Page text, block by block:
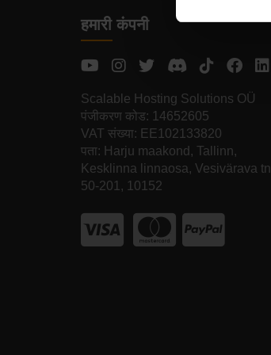
हमारी कंपनी
Scalable Hosting Solutions OÜ
पंजीकरण कोड: 14652605
VAT संख्या: EE102133820
पता: Harju maakond, Tallinn,
Kesklinna linnaosa, Vesivärava tn
50-201, 10152